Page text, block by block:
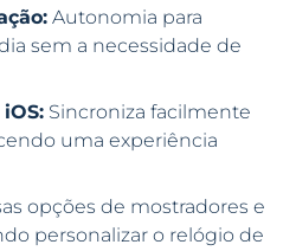
Autonomia para
sem a necessidade de
Sincroniza facilmente
uma experiência
opções de mostradores e
personalizar o relógio de